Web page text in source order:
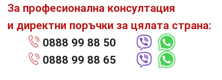
За професионална консултация
и директни поръчки за цялата страна:
0888 99 88 50
0888 99 88 65